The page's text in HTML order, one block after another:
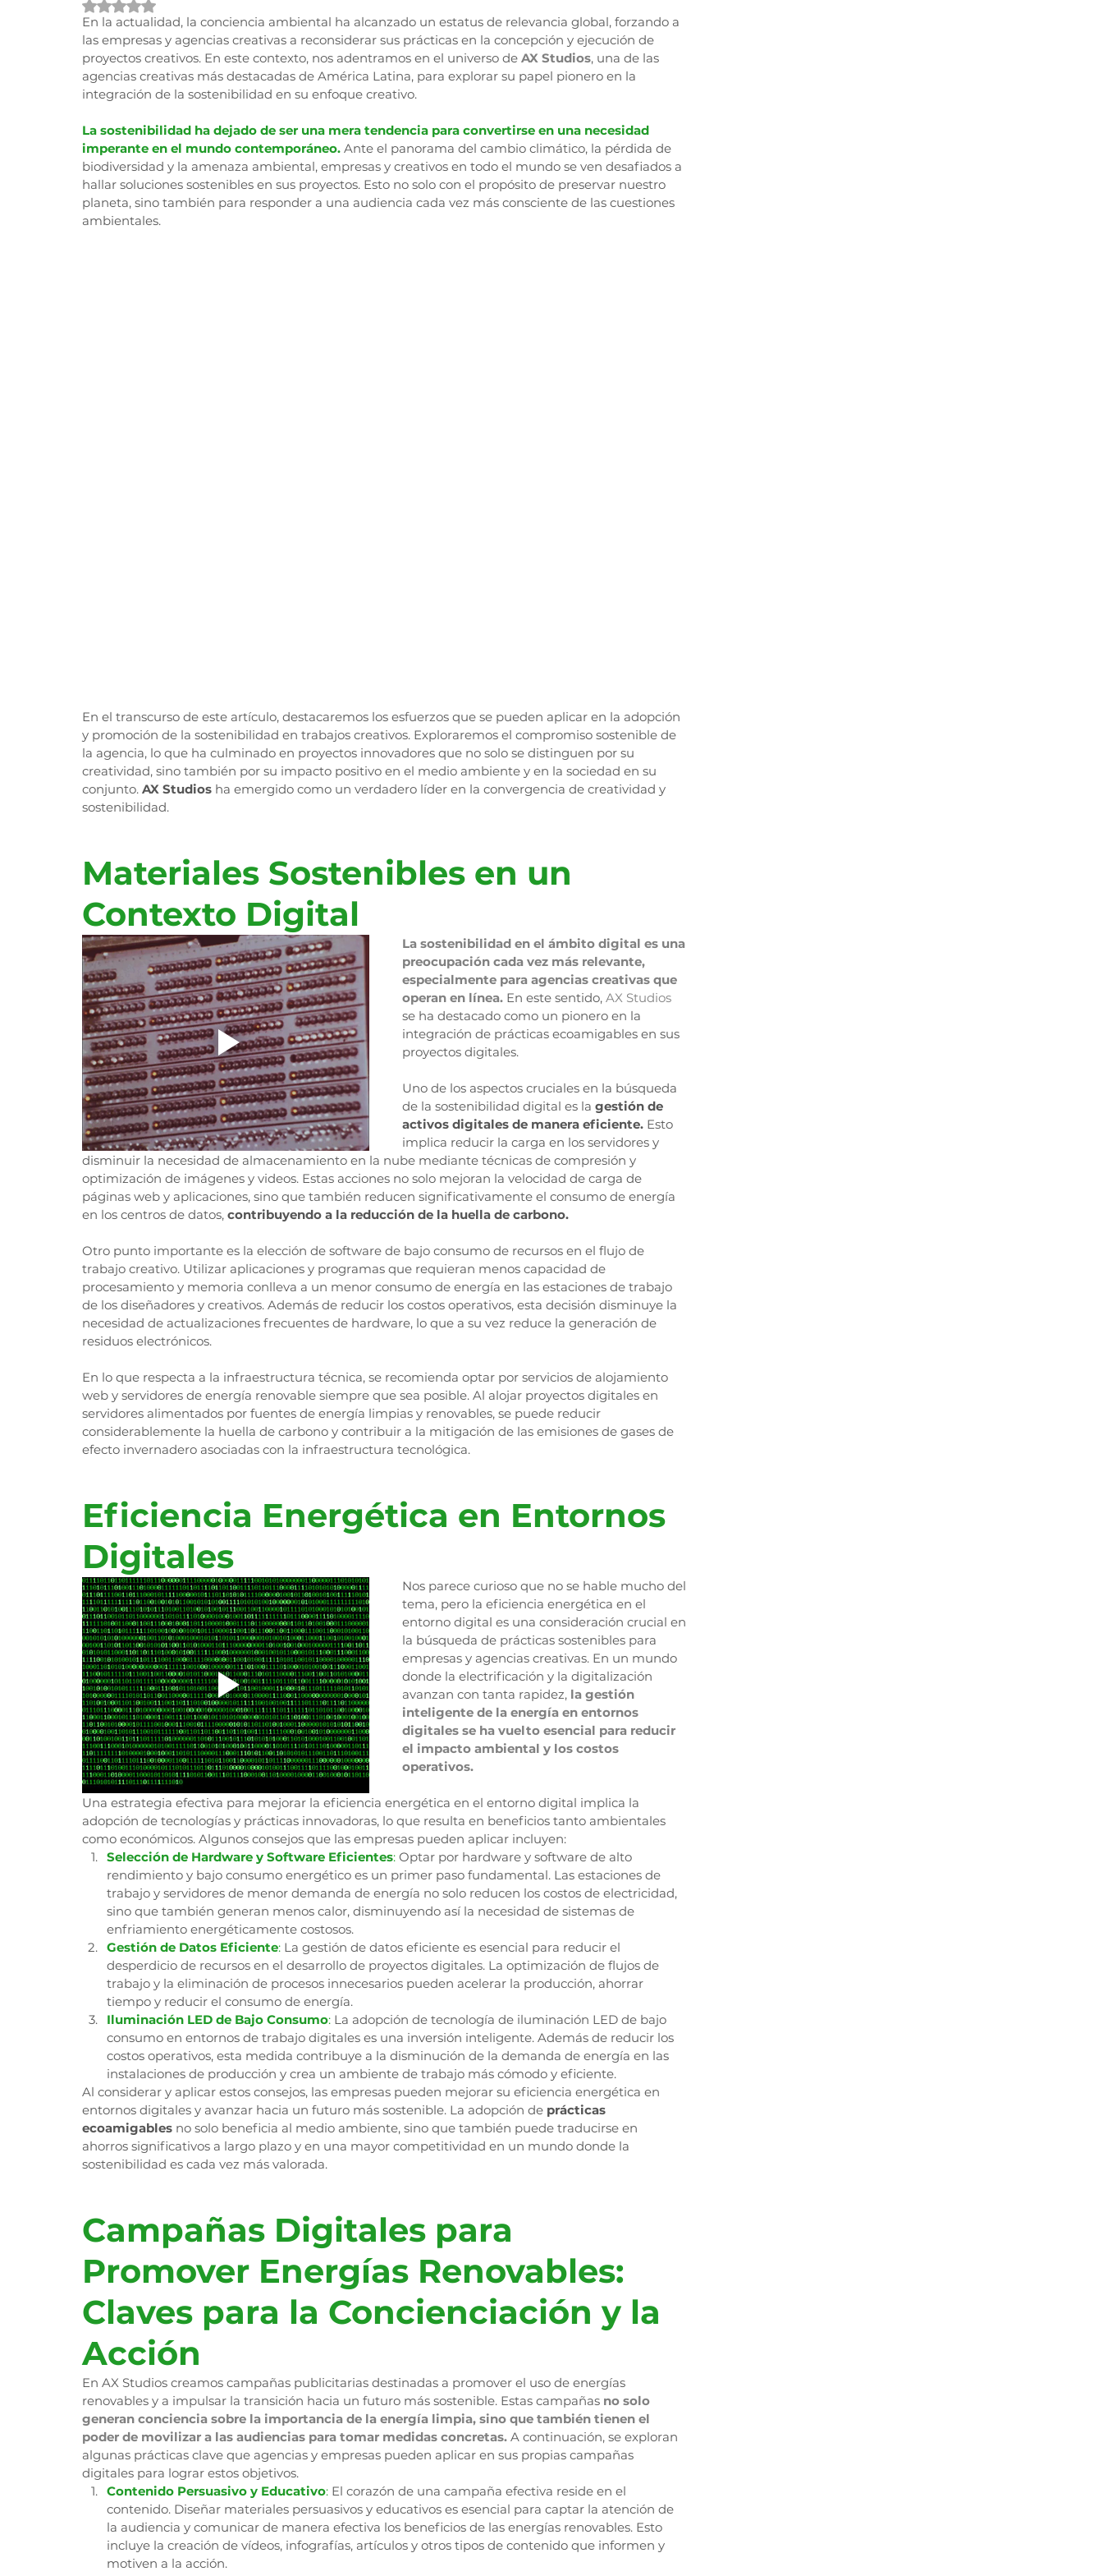
Obtuvo NaN de 5 estrellas.
En la actualidad, la conciencia ambiental ha alcanzado un estatus de relevancia global, forzando a
las empresas y agencias creativas a reconsiderar sus prácticas en la concepción y ejecución de
proyectos creativos. En este contexto, nos adentramos en el universo de AX Studios, una de las
agencias creativas más destacadas de América Latina, para explorar su papel pionero en la
integración de la sostenibilidad en su enfoque creativo.
La sostenibilidad ha dejado de ser una mera tendencia para convertirse en una necesidad
imperante en el mundo contemporáneo. Ante el panorama del cambio climático, la pérdida de
biodiversidad y la amenaza ambiental, empresas y creativos en todo el mundo se ven desafiados a
hallar soluciones sostenibles en sus proyectos. Esto no solo con el propósito de preservar nuestro
planeta, sino también para responder a una audiencia cada vez más consciente de las cuestiones
ambientales.
En el transcurso de este artículo, destacaremos los esfuerzos que se pueden aplicar en la adopción
y promoción de la sostenibilidad en trabajos creativos. Exploraremos el compromiso sostenible de
la agencia, lo que ha culminado en proyectos innovadores que no solo se distinguen por su
creatividad, sino también por su impacto positivo en el medio ambiente y en la sociedad en su
conjunto. AX Studios ha emergido como un verdadero líder en la convergencia de creatividad y
sostenibilidad.
Materiales Sostenibles en un
Contexto Digital
La sostenibilidad en el ámbito digital es una
preocupación cada vez más relevante,
especialmente para agencias creativas que
operan en línea. En este sentido, AX Studios
se ha destacado como un pionero en la
integración de prácticas ecoamigables en sus
proyectos digitales.
Uno de los aspectos cruciales en la búsqueda
de la sostenibilidad digital es la gestión de
activos digitales de manera eficiente. Esto
implica reducir la carga en los servidores y
disminuir la necesidad de almacenamiento en la nube mediante técnicas de compresión y
optimización de imágenes y videos. Estas acciones no solo mejoran la velocidad de carga de
páginas web y aplicaciones, sino que también reducen significativamente el consumo de energía
en los centros de datos, contribuyendo a la reducción de la huella de carbono.
Otro punto importante es la elección de software de bajo consumo de recursos en el flujo de
trabajo creativo. Utilizar aplicaciones y programas que requieran menos capacidad de
procesamiento y memoria conlleva a un menor consumo de energía en las estaciones de trabajo
de los diseñadores y creativos. Además de reducir los costos operativos, esta decisión disminuye la
necesidad de actualizaciones frecuentes de hardware, lo que a su vez reduce la generación de
residuos electrónicos.
En lo que respecta a la infraestructura técnica, se recomienda optar por servicios de alojamiento
web y servidores de energía renovable siempre que sea posible. Al alojar proyectos digitales en
servidores alimentados por fuentes de energía limpias y renovables, se puede reducir
considerablemente la huella de carbono y contribuir a la mitigación de las emisiones de gases de
efecto invernadero asociadas con la infraestructura tecnológica.
Eficiencia Energética en Entornos
Digitales
Nos parece curioso que no se hable mucho del
tema, pero la eficiencia energética en el
entorno digital es una consideración crucial en
la búsqueda de prácticas sostenibles para
empresas y agencias creativas. En un mundo
donde la electrificación y la digitalización
avanzan con tanta rapidez, la gestión
inteligente de la energía en entornos
digitales se ha vuelto esencial para reducir
el impacto ambiental y los costos
operativos.
Una estrategia efectiva para mejorar la eficiencia energética en el entorno digital implica la
adopción de tecnologías y prácticas innovadoras, lo que resulta en beneficios tanto ambientales
como económicos. Algunos consejos que las empresas pueden aplicar incluyen:
Selección de Hardware y Software Eficientes: Optar por hardware y software de alto
rendimiento y bajo consumo energético es un primer paso fundamental. Las estaciones de
trabajo y servidores de menor demanda de energía no solo reducen los costos de electricidad,
sino que también generan menos calor, disminuyendo así la necesidad de sistemas de
enfriamiento energéticamente costosos.
Gestión de Datos Eficiente: La gestión de datos eficiente es esencial para reducir el
desperdicio de recursos en el desarrollo de proyectos digitales. La optimización de flujos de
trabajo y la eliminación de procesos innecesarios pueden acelerar la producción, ahorrar
tiempo y reducir el consumo de energía.
Iluminación LED de Bajo Consumo: La adopción de tecnología de iluminación LED de bajo
consumo en entornos de trabajo digitales es una inversión inteligente. Además de reducir los
costos operativos, esta medida contribuye a la disminución de la demanda de energía en las
instalaciones de producción y crea un ambiente de trabajo más cómodo y eficiente.
Al considerar y aplicar estos consejos, las empresas pueden mejorar su eficiencia energética en
entornos digitales y avanzar hacia un futuro más sostenible. La adopción de prácticas
ecoamigables no solo beneficia al medio ambiente, sino que también puede traducirse en
ahorros significativos a largo plazo y en una mayor competitividad en un mundo donde la
sostenibilidad es cada vez más valorada.
Campañas Digitales para
Promover Energías Renovables:
Claves para la Concienciación y la
Acción
En AX Studios creamos campañas publicitarias destinadas a promover el uso de energías
renovables y a impulsar la transición hacia un futuro más sostenible. Estas campañas no solo
generan conciencia sobre la importancia de la energía limpia, sino que también tienen el
poder de movilizar a las audiencias para tomar medidas concretas. A continuación, se exploran
algunas prácticas clave que agencias y empresas pueden aplicar en sus propias campañas
digitales para lograr estos objetivos.
Contenido Persuasivo y Educativo: El corazón de una campaña efectiva reside en el
contenido. Diseñar materiales persuasivos y educativos es esencial para captar la atención de
la audiencia y comunicar de manera efectiva los beneficios de las energías renovables. Esto
incluye la creación de vídeos, infografías, artículos y otros tipos de contenido que informen y
motiven a la acción.